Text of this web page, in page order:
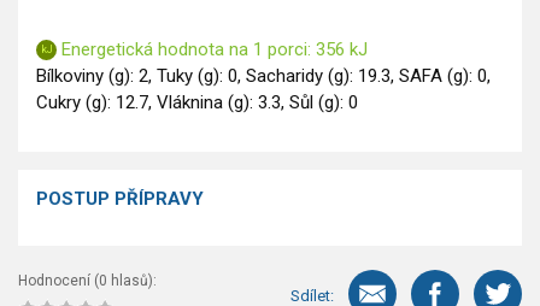
Energetická hodnota na 1 porci: 356 kJ
Bílkoviny (g): 2, Tuky (g): 0, Sacharidy (g): 19.3, SAFA (g): 0,
Cukry (g): 12.7, Vláknina (g): 3.3, Sůl (g): 0
POSTUP PŘÍPRAVY
Hodnocení (0 hlasů):
Sdílet: